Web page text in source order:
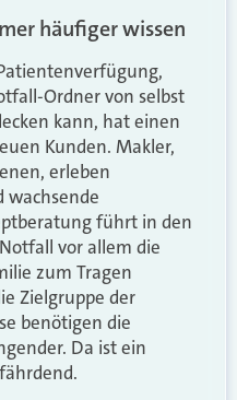
häufiger wissen
Ordner von selbst
kann, hat einen
Kunden. Makler,
erleben
wachsende
führt in den
vor allem die
zum Tragen
Zielgruppe der
benötigen die
Da ist ein